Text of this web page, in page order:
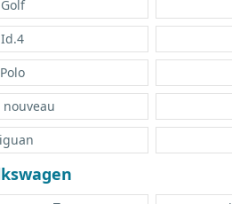
Golf
Id.4
Polo
nouveau